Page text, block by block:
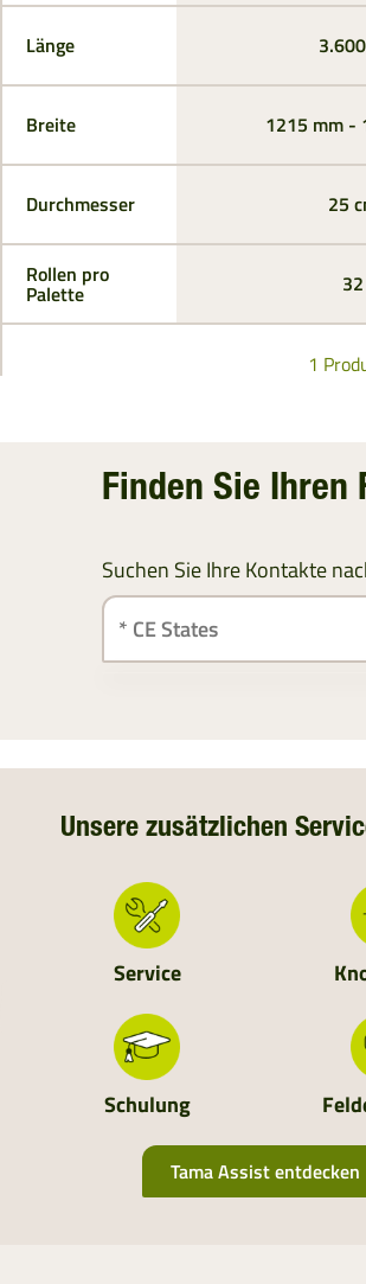
Länge
Breite
Durchmesser
Rollen pro
Palette
1215 mm -
25
32
1
Finden Sie Ihren
Suchen Sie Ihre Kontakte
SÜDDEUTSCHLAND
DEUTSCHLAND
NIEDERLANDE
SCHWEIZ
MOLDAVIEN
UKRAINE
ALBANIEN
BOSNIEN UND HERZEGOWINA
Unsere zusätzlichen
Service
Schulung
Tama Assist entdecken